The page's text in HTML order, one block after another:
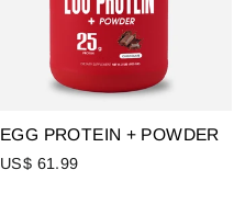
EGG PROTEIN + POWDER
US$ 61.99